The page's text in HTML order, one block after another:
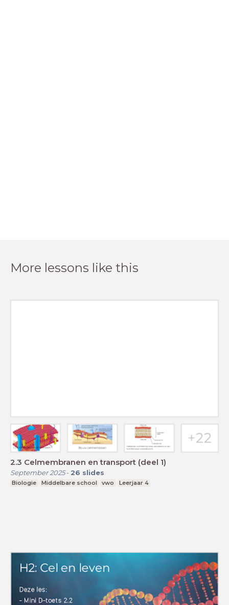
More lessons like this
2.3 Celmembranen en transport (deel 1)
September 2025- 26 slides
Biologie Middelbare school vwo Leerjaar 4